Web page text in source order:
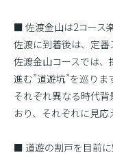
■ 佐渡金山は2コース
佐渡に到着後は、定番
佐渡金山コースでは、
進む”道遊坑”を巡りま
それぞれ異なる時代
おり、それぞれに見応
■ 道遊の割戸を目前